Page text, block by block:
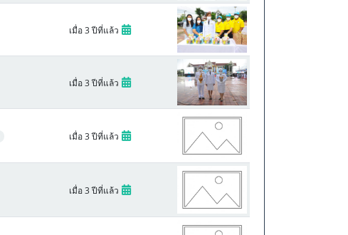
เมื่อ 3 ปีที่แล้ว
เมื่อ 3 ปีที่แล้ว
เมื่อ 3 ปีที่แล้ว
เมื่อ 3 ปีที่แล้ว